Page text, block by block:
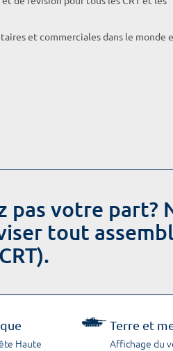
et commerciales dans le monde
pas votre part?
tout
Haute
Terre et
Affichage du